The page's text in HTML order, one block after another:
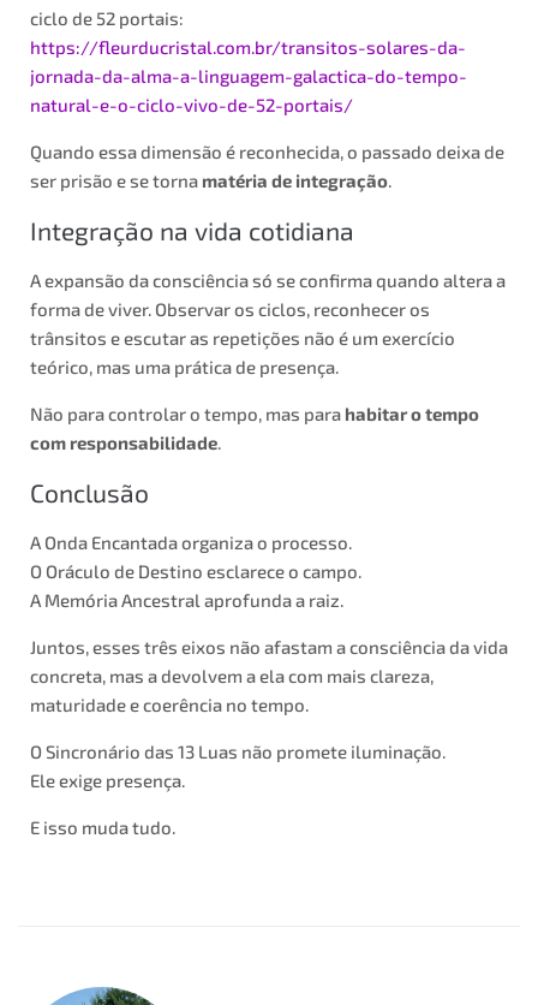
ciclo de 52 portais:
https://fleurducristal.com.br/transitos-solares-da-
jornada-da-alma-a-linguagem-galactica-do-tempo-
natural-e-o-ciclo-vivo-de-52-portais/
Quando essa dimensão é reconhecida, o passado deixa de
ser prisão e se torna matéria de integração.
Integração na vida cotidiana
A expansão da consciência só se confirma quando altera a
forma de viver. Observar os ciclos, reconhecer os
trânsitos e escutar as repetições não é um exercício
teórico, mas uma prática de presença.
Não para controlar o tempo, mas para habitar o tempo
com responsabilidade.
Conclusão
A Onda Encantada organiza o processo.
O Oráculo de Destino esclarece o campo.
A Memória Ancestral aprofunda a raiz.
Juntos, esses três eixos não afastam a consciência da vida
concreta, mas a devolvem a ela com mais clareza,
maturidade e coerência no tempo.
O Sincronário das 13 Luas não promete iluminação.
Ele exige presença.
E isso muda tudo.